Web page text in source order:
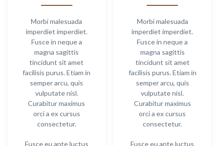
Morbi malesuada
imperdiet imperdiet.
Fusce in neque a
magna sagittis
tincidunt sit amet
facilisis purus. Etiam in
semper arcu, quis
vulputate nisl.
Curabitur maximus
orci a ex cursus
consectetur.
Fusce eu ante luctus
Morbi malesuada
imperdiet imperdiet.
Fusce in neque a
magna sagittis
tincidunt sit amet
facilisis purus. Etiam in
semper arcu, quis
vulputate nisl.
Curabitur maximus
orci a ex cursus
consectetur.
Fusce eu ante luctus